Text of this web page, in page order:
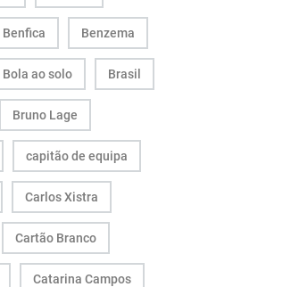
Benfica Benzema
Bola ao solo Brasil
Bruno Lage
capitão de equipa
Carlos Xistra
Cartão Branco
Catarina Campos